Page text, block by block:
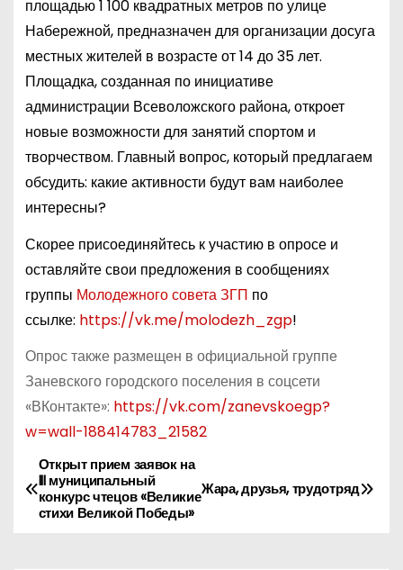
площадью 1 100 квадратных метров по улице
Набережной, предназначен для организации досуга
местных жителей в возрасте от 14 до 35 лет.
Площадка, созданная по инициативе
администрации Всеволожского района, откроет
новые возможности для занятий спортом и
творчеством. Главный вопрос, который предлагаем
обсудить: какие активности будут вам наиболее
интересны?
Скорее присоединяйтесь к участию в опросе и
оставляйте свои предложения в сообщениях
группы Молодежного совета ЗГП по
ссылке: https://vk.me/molodezh_zgp!
Опрос также размещен в официальной группе
Заневского городского поселения в соцсети
«ВКонтакте»: https://vk.com/zanevskoegp?
w=wall-188414783_21582
Н
а
Жара, друзья, трудотряд
Открыт прием заявок на
III муниципальный
конкурс чтецов «Великие
стихи Великой Победы»